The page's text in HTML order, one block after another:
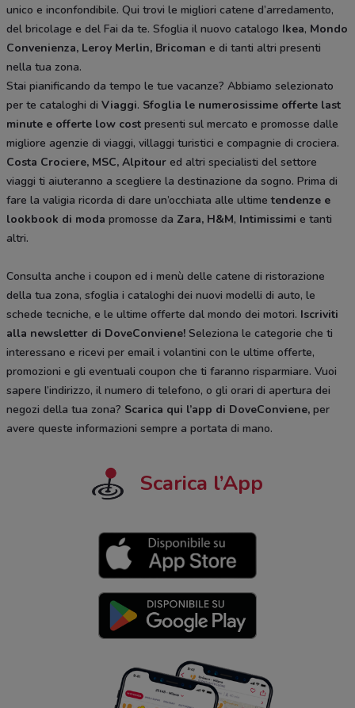
unico e inconfondibile. Qui trovi le migliori catene d’arredamento,
del bricolage e del Fai da te. Sfoglia il nuovo catalogo Ikea, Mondo
Convenienza, Leroy Merlin, Bricoman e di tanti altri presenti
nella tua zona.
Stai pianificando da tempo le tue vacanze? Abbiamo selezionato
per te cataloghi di Viaggi. Sfoglia le numerosissime offerte last
minute e offerte low cost presenti sul mercato e promosse dalle
migliore agenzie di viaggi, villaggi turistici e compagnie di crociera.
Costa Crociere, MSC, Alpitour ed altri specialisti del settore
viaggi ti aiuteranno a scegliere la destinazione da sogno. Prima di
fare la valigia ricorda di dare un’occhiata alle ultimetendenze e
lookbook di moda promosse da Zara, H&M, Intimissimi e tanti
altri.
Consulta anche i coupon ed i menù delle catene di ristorazione
della tua zona, sfoglia i cataloghi dei nuovi modelli di auto, le
schede tecniche, e le ultime offerte dal mondo dei motori. Iscriviti
alla newsletter di DoveConviene! Seleziona le categorie che ti
interessano e ricevi per email i volantini con le ultime offerte,
promozioni e gli eventuali coupon che ti faranno risparmiare. Vuoi
sapere l’indirizzo, il numero di telefono, o gli orari di apertura dei
negozi della tua zona? Scarica qui l’app di DoveConviene, per
avere queste informazioni sempre a portata di mano.
Scarica l’App